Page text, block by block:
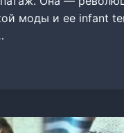
моды и ее infant